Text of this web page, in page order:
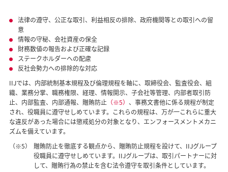
法律の遵守、公正な取引、利益相反の排除、政府機関等との取引への留
意
情報の守秘、会社資産の保全
財務数値の報告および正確な記録
ステークホルダーへの配慮
反社会勢力への排除的な対応
IIJでは、内部統制基本規程及び倫理規程を軸に、取締役会、監査役会、組
織、業務分掌、職務権限、経理、情報開示、子会社等管理、内部者取引防
止、内部監査、内部通報、贈賄防止 （※5） 、事務文書他に係る規程が制定
され、役職員に遵守せしめています。これらの規程は、万が一これらに重大
な違反があった場合には懲戒処分の対象となり、エンフォースメントメカニ
ズムを備えています。
（※5）
贈賄防止を徹底する観点から、贈賄防止規程を設けて、IIJグループ
役職員に遵守せしめています。IIJグループは、取引パートナーに対
して、贈賄行為の禁止を含む法令遵守を取引条件としています。